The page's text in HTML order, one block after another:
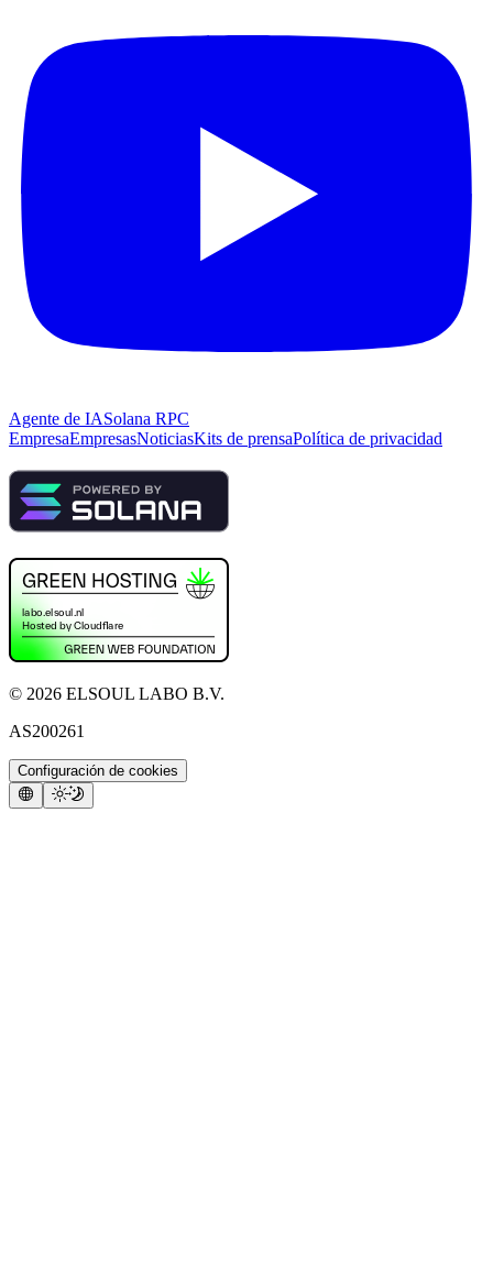
Agente de IASolana RPC
EmpresaEmpresasNoticiasKits de prensaPolítica de privacidad
© 2026 ELSOUL LABO B.V.
AS200261
Configuración de cookies